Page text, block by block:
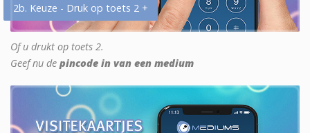
2b. Keuze - Druk op toets 2 +
Of u drukt op toets 2.
Geef nu de pincode in van een medium